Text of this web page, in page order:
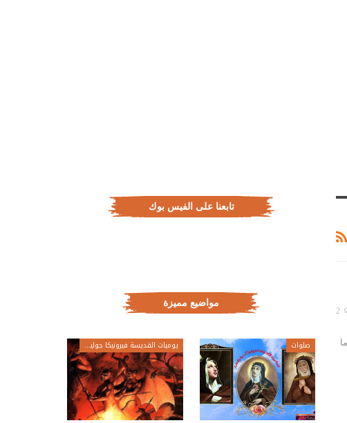
تابعنا على الفيس بوك
مواضيع مميزة
صلوات يوميات القديسة فيرونيكا جولياني